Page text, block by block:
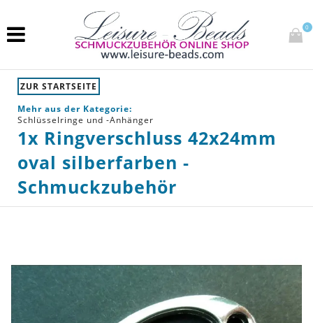
0
ZUR STARTSEITE
Mehr aus der Kategorie:
Schlüsselringe und -Anhänger
1x Ringverschluss 42x24mm
oval silberfarben -
Schmuckzubehör